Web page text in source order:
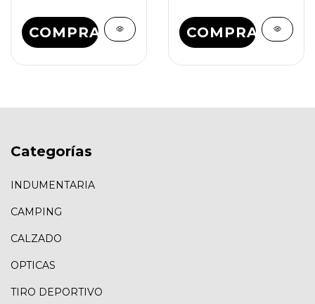
COMPRAR COMPRAR
Categorías
INDUMENTARIA
CAMPING
CALZADO
OPTICAS
TIRO DEPORTIVO